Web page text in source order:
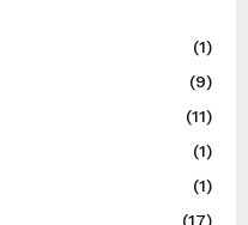
(1)
(9)
(11)
(1)
(1)
(17)